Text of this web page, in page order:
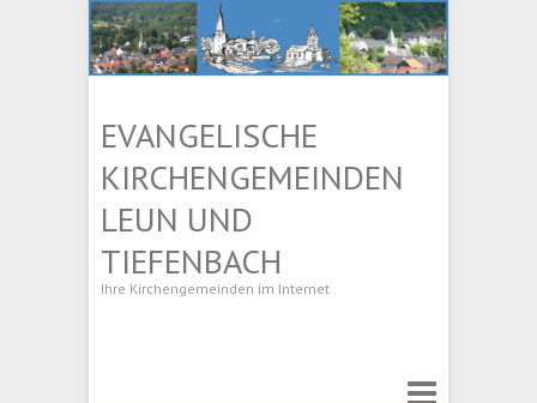
EVANGELISCHE
KIRCHENGEMEINDEN
LEUN UND
TIEFENBACH
Ihre Kirchengemeinden im Internet